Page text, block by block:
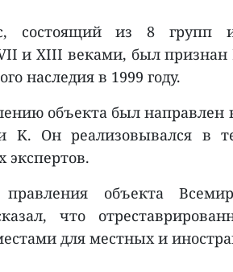
состоящий из 8 групп
и XIII веками, был
наследия в 1999 году.
объекта был направлен
K. Он реализовывался в
экспертов.
объекта
что
для местных и